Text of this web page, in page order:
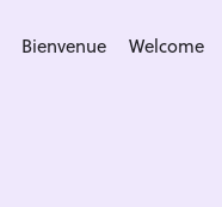
Bienvenue Welcome